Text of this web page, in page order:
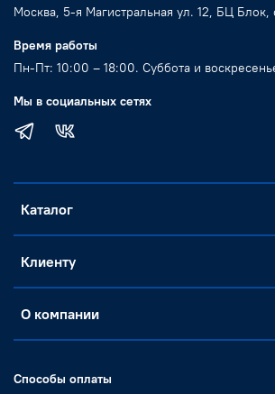
Москва, 5-я Магистральная ул. 12, БЦ Блок,
Время работы
Пн-Пт: 10:00 – 18:00. Суббота и
Мы в социальных сетях
Каталог
Клиенту
О компании
Способы оплаты